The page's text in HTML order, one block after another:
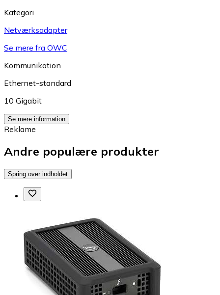
Kategori
Netværksadapter
Se mere fra OWC
Kommunikation
Ethernet-standard
10 Gigabit
Se mere information
Reklame
Andre populære produkter
Spring over indholdet